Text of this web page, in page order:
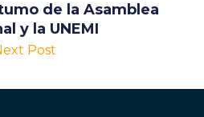
de la Asamblea
y la UNEMI
Post